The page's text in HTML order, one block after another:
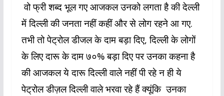
वो फ्री शब्द भूल गए आजकल उनको लगता है की देल्ली
में दिल्ली की जनता नहीं कहीं और से लोग रहने आ गए.
तभी तो पेट्रोल डीजल के दाम बड़ा दिए, दिल्ली के लोगों
के लिए दारू के दाम ७०% बड़ा दिए पर उनका कहना है
की आजकल ये दारू दिल्ली वाले नहीं पी रहे न ही ये
पेट्रोल डीज़ल दिल्ली वाले भरवा रहे हैं क्यूंकि उनका